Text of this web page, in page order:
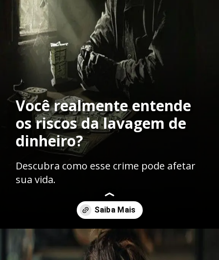
Você realmente entende
os riscos da lavagem de
dinheiro?
Descubra como esse crime pode afetar
sua vida.
https://ademilsoncs.adv.br/